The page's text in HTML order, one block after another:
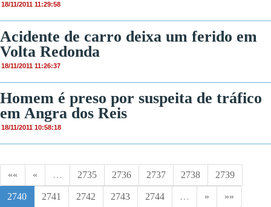
18/11/2011 11:29:58
Acidente de carro deixa um ferido em
Volta Redonda
18/11/2011 11:26:37
Homem é preso por suspeita de tráfico
em Angra dos Reis
18/11/2011 10:58:18
«« « … 2735 2736 2737 2738 2739
2740 2741 2742 2743 2744 … » »»